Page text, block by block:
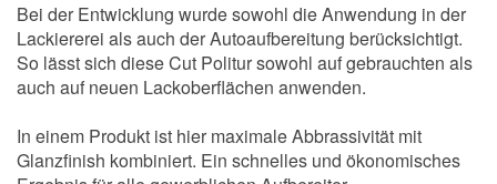
Bei der Entwicklung wurde sowohl die Anwendung in der
Lackiererei als auch der Autoaufbereitung berücksichtigt.
So lässt sich diese Cut Politur sowohl auf gebrauchten als
auch auf neuen Lackoberflächen anwenden.
In einem Produkt ist hier maximale Abbrassivität mit
Glanzfinish kombiniert. Ein schnelles und ökonomisches